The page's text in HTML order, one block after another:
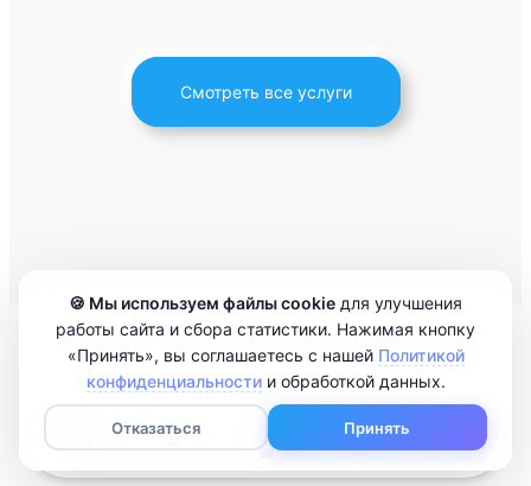
Смотреть все услуги
🍪 Мы используем файлы cookie для улучшения
работы сайта и сбора статистики. Нажимая кнопку
«Принять», вы соглашаетесь с нашей Политикой
конфиденциальностии обработкой данных.
Отказаться Принять